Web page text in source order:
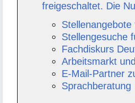
freigeschaltet. Die
Stellengesuche
Fachdiskurs
Arbeitsmarkt
E-Mail-Partner
Sprachberatung